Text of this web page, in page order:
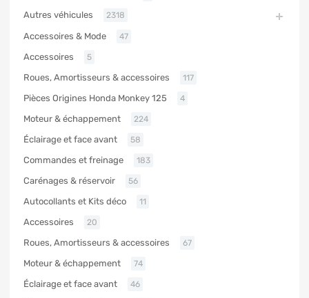
Autres véhicules 2318
Accessoires & Mode 47
Accessoires 5
Roues, Amortisseurs & accessoires 117
Pièces Origines Honda Monkey 125 4
Moteur & échappement 224
Éclairage et face avant 58
Commandes et freinage 183
Carénages & réservoir 56
Autocollants et Kits déco 11
Accessoires 20
Roues, Amortisseurs & accessoires 67
Moteur & échappement 74
Éclairage et face avant 46